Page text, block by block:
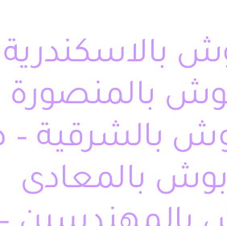
بالمنصورة
بالمعادى